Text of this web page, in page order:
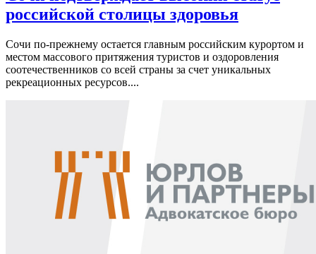
российской столицы здоровья
Сочи по-прежнему остается главным российским курортом и
местом массового притяжения туристов и оздоровления
соотечественников со всей страны за счет уникальных
рекреационных ресурсов....